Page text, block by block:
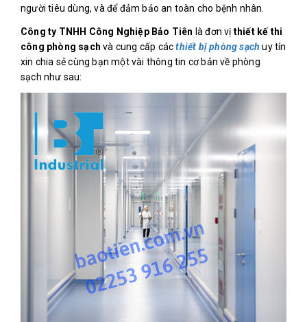
người tiêu dùng, và để đảm bảo an toàn cho bệnh nhân.
Công ty TNHH Công Nghiệp Bảo Tiên là đơn vị thiết kế thi
công phòng sạchvà cung cấp các thiết bị phòng sạch uy tín
xin chia sẻ cùng bạn một vài thông tin cơ bản về phòng
sạch như sau: